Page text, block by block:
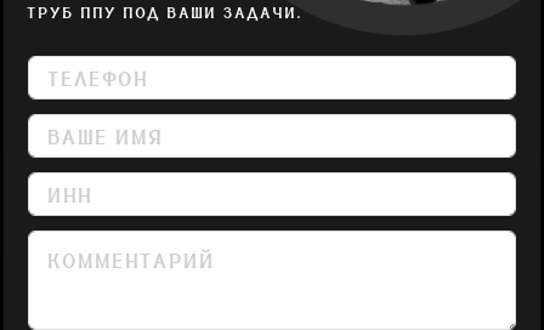
ТРУБ ППУ ПОД ВАШИ ЗАДАЧИ.